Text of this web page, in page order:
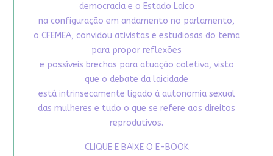
democracia e o Estado Laico
na configuração em andamento no parlamento,
o CFEMEA, convidou ativistas e estudiosas do tema
para propor reflexões
e possíveis brechas para atuação coletiva, visto
que o debate da laicidade
está intrinsecamente ligado à autonomia sexual
das mulheres e tudo o que se refere aos direitos
reprodutivos.
CLIQUE E BAIXE O E-BOOK